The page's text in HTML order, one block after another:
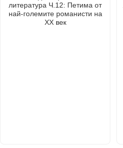
литература Ч.12: Петима от
най-големите романисти на
ХХ век